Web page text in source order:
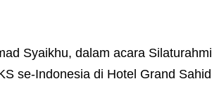
Syaikhu, dalam acara Silaturahmi
se-Indonesia di Hotel Grand Sahid